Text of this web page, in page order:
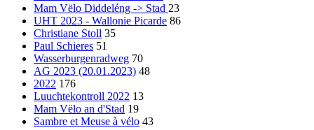
Mam Vëlo Diddeléng -> Stad 23
UHT 2023 - Wallonie Picarde 86
Christiane Stoll 35
Paul Schieres 51
Wasserburgenradweg 70
AG 2023 (20.01.2023) 48
2022 176
Luuchtekontroll 2022 13
Mam Vëlo an d'Stad 19
Sambre et Meuse à vélo 43